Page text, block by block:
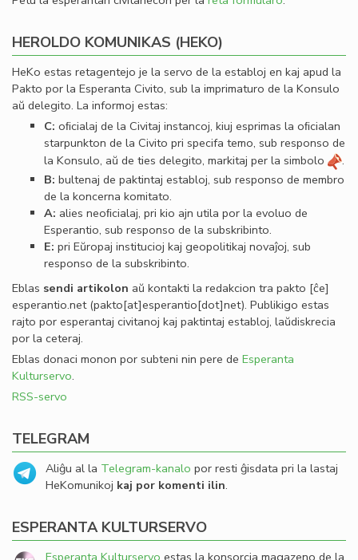
HEROLDO KOMUNIKAS (HEKO)
HeKo estas retagentejo je la servo de la establoj en kaj apud la
Pakto por la Esperanta Civito, sub la imprimaturo de la Konsulo
aŭ delegito. La informoj estas:
C: oﬁcialaj de la Civitaj instancoj, kiuj esprimas la oﬁcialan
starpunkton de la Civito pri specifa temo, sub responso de
la Konsulo, aŭ de ties delegito, markitaj per la simbolo
.
B: bultenaj de paktintaj establoj, sub responso de membro
de la koncerna komitato.
A: alies neoﬁcialaj, pri kio ajn utila por la evoluo de
Esperantio, sub responso de la subskribinto.
E: pri Eŭropaj institucioj kaj geopolitikaj novaĵoj, sub
responso de la subskribinto.
Eblas sendi artikolon aŭ kontakti la redakcion tra pakto [ĉe]
esperantio.net(pakto[at]esperantio[dot]net). Publikigo estas
rajto por esperantaj civitanoj kaj paktintaj establoj, laŭdiskrecia
por la ceteraj.
Eblas donaci monon por subteni nin pere de Esperanta
Kulturservo.
RSS-servo
TELEGRAM
Aliĝu al la Telegram-kanalo por resti ĝisdata pri la lastaj
HeKomunikoj kaj por komenti ilin.
ESPERANTA KULTURSERVO